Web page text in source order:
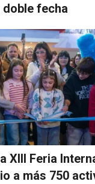
fecha
XIII Feria
a más 750